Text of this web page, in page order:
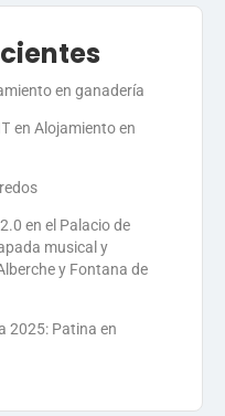
en ganadería
en Alojamiento en
en el Palacio de
musical y
y Fontana de
2025: Patina en